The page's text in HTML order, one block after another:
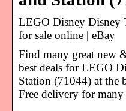
LEGO Disney Disney
for sale online | eBay
Find many great new
best deals for LEGO
Station (71044) at the
Free delivery for